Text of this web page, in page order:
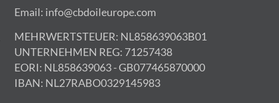
Email: info@cbdoileurope.com
MEHRWERTSTEUER: NL858639063B01
UNTERNEHMEN REG: 71257438
EORI: NL858639063 - GB077465870000
IBAN: NL27RABO0329145983